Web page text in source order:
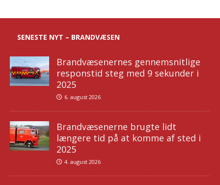
SENESTE NYT – BRANDVÆSEN
Brandvæsenernes gennemsnitlige
responstid steg med 9 sekunder i
2025
6. august 2026
Brandvæsenerne brugte lidt
længere tid på at komme af sted i
2025
4. august 2026